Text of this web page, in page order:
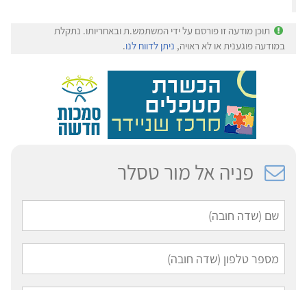
תוכן מודעה זו פורסם על ידי המשתמש.ת ובאחריותו. נתקלת
במודעה פוגענית או לא ראויה, ניתן לדווח לנו.
פניה אל מור טסלר